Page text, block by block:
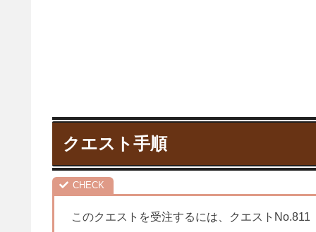
クエスト手順
このクエストを受注するには、クエストNo.811